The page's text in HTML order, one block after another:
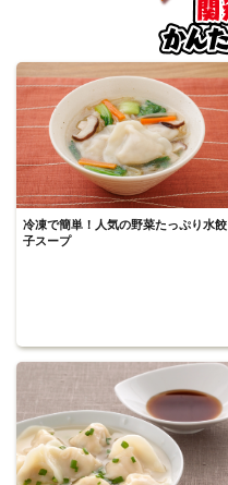
冷凍で簡単！人気の野菜たっぷり水餃
子スープ